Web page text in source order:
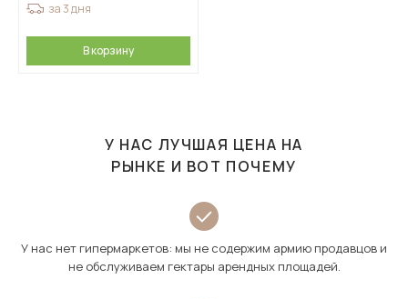
за 3 дня
В корзину
У НАС ЛУЧШАЯ ЦЕНА НА
РЫНКЕ И ВОТ ПОЧЕМУ
У нас нет гипермаркетов: мы не содержим армию продавцов и
не обслуживаем гектары арендных площадей.